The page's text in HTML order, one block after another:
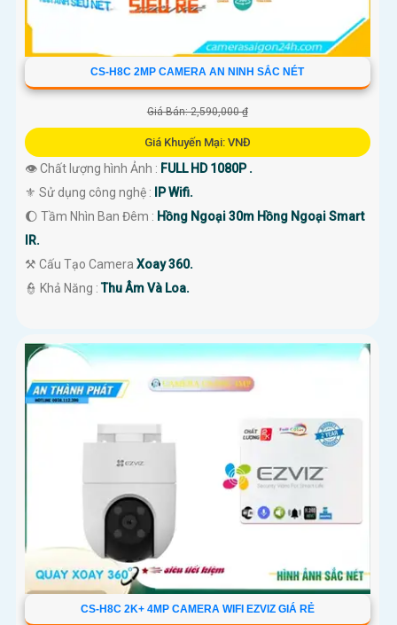
CS-H8C 2MP CAMERA AN NINH SẮC NÉT
Giá Bán: 2,590,000 ₫
Giá Khuyến Mại: VNĐ
👁 Chất lượng hình Ảnh : FULL HD 1080P .
⚜️ Sử dụng công nghệ :
IP Wifi.
🌔 Tầm Nhìn Ban Đêm : Hồng Ngoại 30m Hồng Ngoại Smart
IR.
⚒ Cấu Tạo Camera Xoay 360.
️👮 Khả Năng :Thu Âm Và Loa.
CS-H8C 2K+ 4MP CAMERA WIFI EZVIZ GIÁ RẺ